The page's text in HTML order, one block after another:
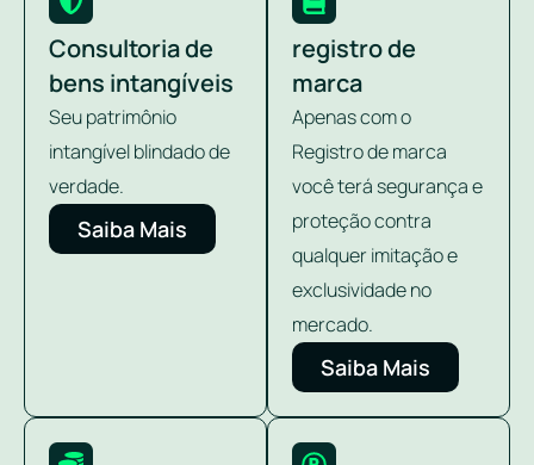
Consultoria de
bens intangíveis
Seu patrimônio
intangível blindado de
verdade.
Saiba Mais
registro de
marca
Apenas com o
Registro de marca
você terá segurança e
proteção contra
qualquer imitação e
exclusividade no
mercado.
Saiba Mais